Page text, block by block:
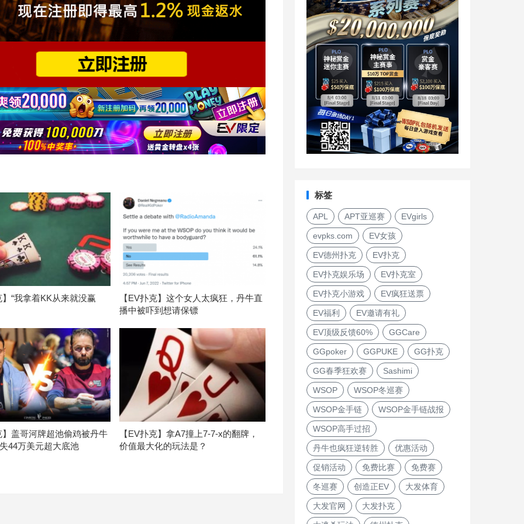
“我拿着KK从来就没赢
【EV扑克】这个女人太疯狂，丹牛直
播中被吓到想请保镖
】盖哥河牌超池偷鸡被丹牛
44万美元超大底池
【EV扑克】拿A7撞上7-7-x的翻牌，
价值最大化的玩法是？
标签
APL APT亚巡赛 EVgirls
evpks.com EV女孩
EV德州扑克 EV扑克
EV扑克娱乐场 EV扑克室
EV扑克小游戏 EV疯狂送票
EV福利 EV邀请有礼
EV顶级反馈60% GGCare
GGpoker GGPUKE GG扑克
GG春季狂欢赛 Sashimi
WSOP WSOP冬巡赛
WSOP金手链 WSOP金手链战报
WSOP高手过招
丹牛也疯狂逆转胜 优惠活动
促销活动 免费比赛 免费赛
冬巡赛 创造正EV 大发体育
大发官网 大发扑克